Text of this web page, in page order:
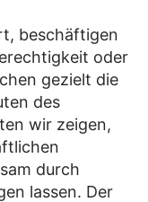
beschäftigen
oder
gezielt die
des
wir zeigen,
durch
lassen. Der